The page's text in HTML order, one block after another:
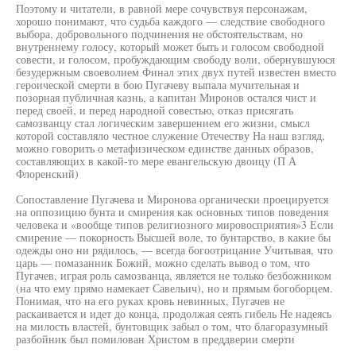
Поэтому и читатели, в равной мере сочувствуя персонажам,
хорошо понимают, что судьба каждого — следствие свободного
выбора, добровольного подчинения не обстоятельствам, но
внутреннему голосу, который может быть и голосом свободной
совести, и голосом, пробуждающим свободу воли, обернувшуюся
безудержным своеволием Финал этих двух путей известен вместо
героической смерти в бою Пугачеву выпала мучительная и
позорная публичная казнь, а капитан Миронов остался чист и
перед своей, и перед народной совестью, отказ присягать
самозванцу стал логическим завершением его жизни, смысл
которой составляло честное служение Отечеству На наш взгляд,
можно говорить о метафизическом единстве данных образов,
составляющих в какой-то мере евангельскую двоицу (П А
Флоренский)
Сопоставление Пугачева и Миронова органически проецируется
на оппозицию бунта и смирения как основных типов поведения
человека и «вообще типов религиозного мировосприятия»3 Если
смирение — покорность Высшей воле, то бунтарство, в какие бы
одежды оно ни рядилось, — всегда богоотрицание Учитывая, что
царь — помазанник Божий, можно сделать вывод о том, что
Пугачев, играя роль самозванца, является не только безбожником
(на что ему прямо намекает Савельич), но и прямым богоборцем.
Понимая, что на его руках кровь невинных, Пугачев не
раскаивается и идет до конца, продолжая сеять гибель Не надеясь
на милость властей, бунтовщик забыл о том, что благоразумный
разбойник был помилован Христом в преддверии смерти